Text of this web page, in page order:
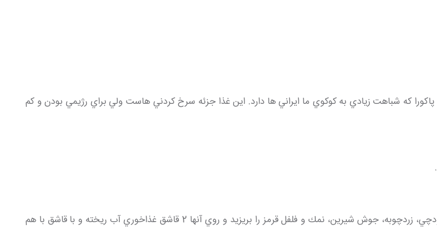
كه شباهت زيادي به كوكوي ما ايراني ها دارد. اين غذا جزئه سرخ كردني هاست ولي براي رژيمي بودن و كم
در يك كاسه ي گود پياز، فلفل دلمه اي، آرد برنج، آرد نخودچي، زردچوبه، جوش شيرين، نمك و فلفل قرمز را بريزيد و روي آنها 2 قاشق غذاخوري آب ريخته و با قاشق با هم